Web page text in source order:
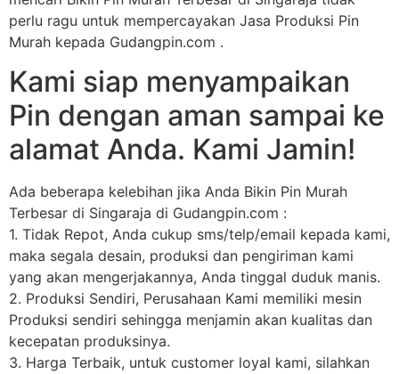
perlu ragu untuk mempercayakan Jasa Produksi Pin
Murah kepada Gudangpin.com .
Kami siap menyampaikan
Pin dengan aman sampai ke
alamat Anda. Kami Jamin!
Ada beberapa kelebihan jika Anda Bikin Pin Murah
Terbesar di Singaraja di Gudangpin.com :
1. Tidak Repot, Anda cukup sms/telp/email kepada kami,
maka segala desain, produksi dan pengiriman kami
yang akan mengerjakannya, Anda tinggal duduk manis.
2. Produksi Sendiri, Perusahaan Kami memiliki mesin
Produksi sendiri sehingga menjamin akan kualitas dan
kecepatan produksinya.
3. Harga Terbaik, untuk customer loyal kami, silahkan